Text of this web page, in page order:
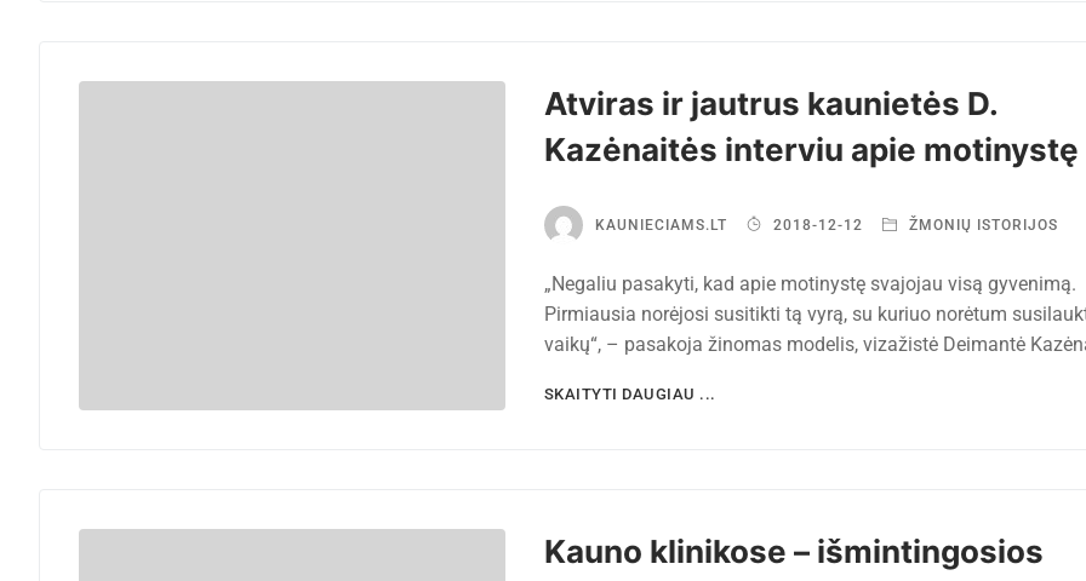
Atviras ir jautrus kaunietės D.
Kazėnaitės interviu apie motinystę
KAUNIECIAMS.LT 2018-12-12 ŽMONIŲ ISTORIJOS
„Negaliu pasakyti, kad apie motinystę svajojau visą gyvenimą.
Pirmiausia norėjosi susitikti tą vyrą, su kuriuo norėtum
vaikų“, – pasakoja žinomas modelis, vizažistė Deimantė
SKAITYTI DAUGIAU ...
Kauno klinikose – išmintingosios